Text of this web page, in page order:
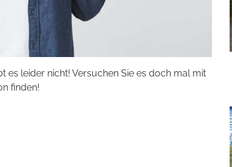
es leider nicht! Versuchen Sie es doch mal mit
finden!